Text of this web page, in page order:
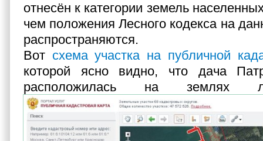
отнесён к категории земель
чем положения Лесного кодекса на
распространяются.
Вот схема участка на публичной
которой ясно видно, что дача
расположилась на землях